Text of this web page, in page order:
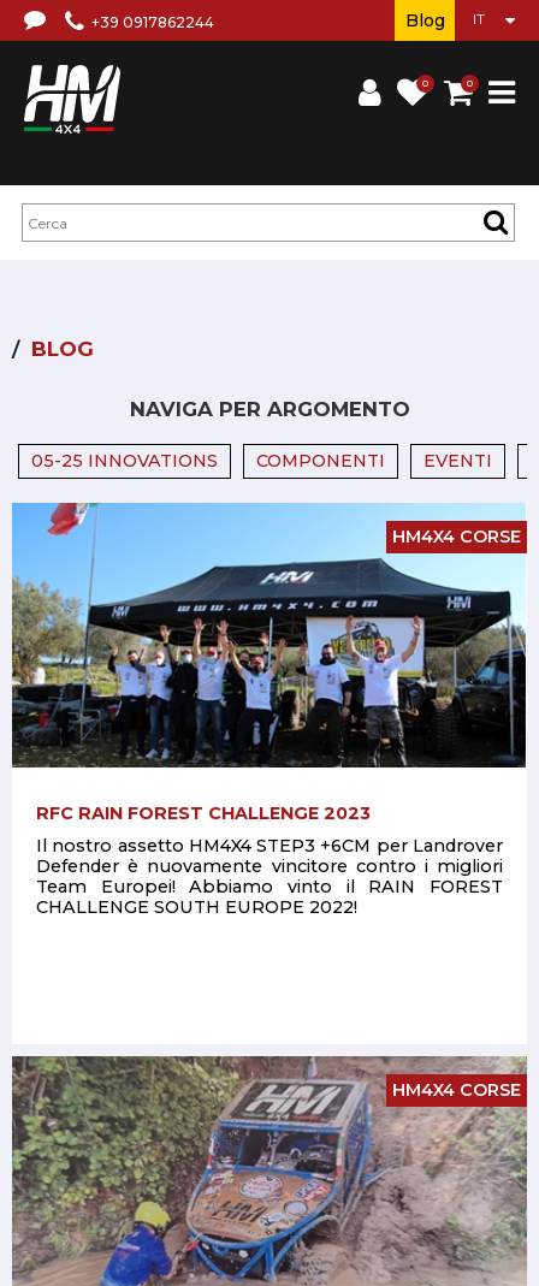
+39 0917862244
0 0
Blog
BLOG
NAVIGA PER ARGOMENTO
05-25 INNOVATIONS COMPONENTI EVENTI
HM4X4 CORSE
RFC RAIN FOREST CHALLENGE 2023
Il nostro assetto HM4X4 STEP3 +6CM per Landrover
Defender è nuovamente vincitore contro i migliori
Team Europei! Abbiamo vinto il RAIN FOREST
CHALLENGE SOUTH EUROPE 2022!
HM4X4 CORSE